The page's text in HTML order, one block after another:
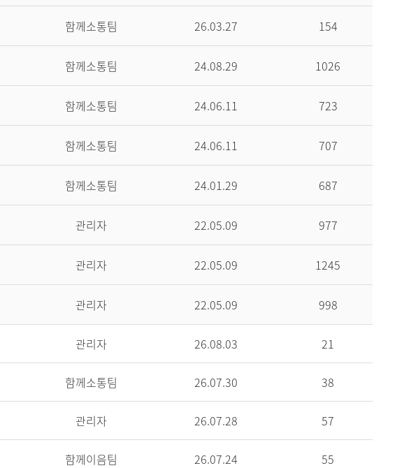
함께소통팀 26.03.27 154
함께소통팀 24.08.29 1026
함께소통팀 24.06.11 723
함께소통팀 24.06.11 707
함께소통팀 24.01.29 687
관리자 22.05.09 977
관리자 22.05.09 1245
관리자 22.05.09 998
관리자 26.08.03 21
함께소통팀 26.07.30 38
관리자 26.07.28 57
함께이음팀 26.07.24 55